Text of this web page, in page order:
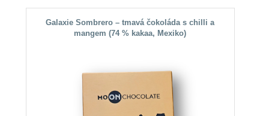
Galaxie Sombrero – tmavá čokoláda s chilli a
mangem (74 % kakaa, Mexiko)